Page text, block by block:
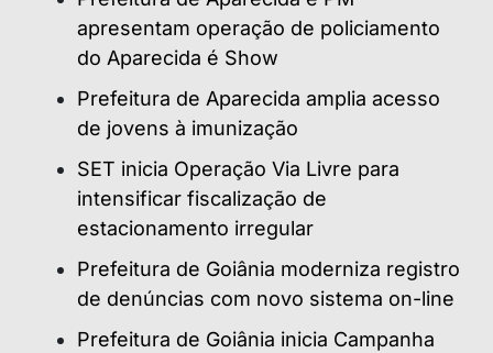
apresentam operação de policiamento
do Aparecida é Show
Prefeitura de Aparecida amplia acesso
de jovens à imunização
SET inicia Operação Via Livre para
intensificar fiscalização de
estacionamento irregular
Prefeitura de Goiânia moderniza registro
de denúncias com novo sistema on-line
Prefeitura de Goiânia inicia Campanha